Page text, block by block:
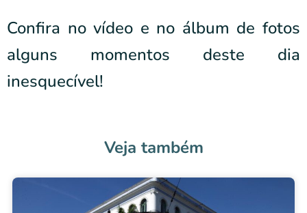
Confira no vídeo e no álbum de fotos
alguns momentos deste dia
inesquecível!
Veja também